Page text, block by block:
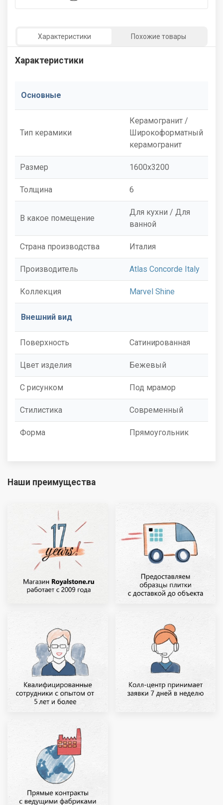
Характеристики Похожие товары
Характеристики
Основные
Тип керамики
Керамогранит /
Широкоформатный
керамогранит
Размер 1600x3200
Толщина 6
В какое помещение
Для кухни / Для
ванной
Страна производства Италия
Производитель Atlas Concorde Italy
Коллекция Marvel Shine
Внешний вид
Поверхность Сатинированная
Цвет изделия Бежевый
С рисунком Под мрамор
Стилистика Современный
Форма Прямоугольник
Наши преимущества